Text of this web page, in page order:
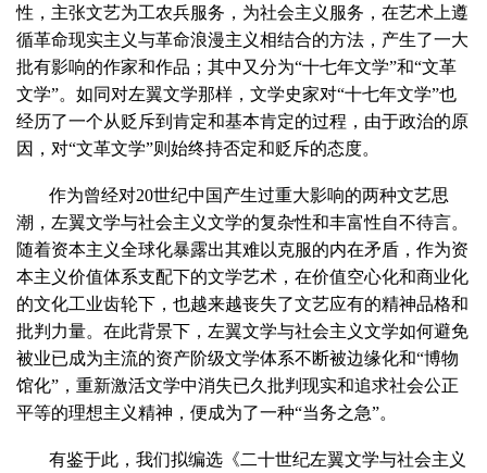
性，主张文艺为工农兵服务，为社会主义服务，在艺术上遵
循革命现实主义与革命浪漫主义相结合的方法，产生了一大
批有影响的作家和作品；其中又分为“十七年文学”和“文革
文学”。如同对左翼文学那样，文学史家对“十七年文学”也
经历了一个从贬斥到肯定和基本肯定的过程，由于政治的原
因，对“文革文学”则始终持否定和贬斥的态度。
作为曾经对20世纪中国产生过重大影响的两种文艺思
潮，左翼文学与社会主义文学的复杂性和丰富性自不待言。
随着资本主义全球化暴露出其难以克服的内在矛盾，作为资
本主义价值体系支配下的文学艺术，在价值空心化和商业化
的文化工业齿轮下，也越来越丧失了文艺应有的精神品格和
批判力量。在此背景下，左翼文学与社会主义文学如何避免
被业已成为主流的资产阶级文学体系不断被边缘化和“博物
馆化”，重新激活文学中消失已久批判现实和追求社会公正
平等的理想主义精神，便成为了一种“当务之急”。
有鉴于此，我们拟编选《二十世纪左翼文学与社会主义